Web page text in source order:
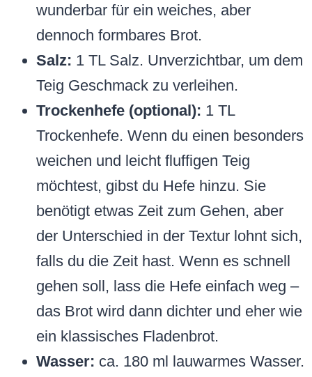
wunderbar für ein weiches, aber
dennoch formbares Brot.
Salz: 1 TL Salz. Unverzichtbar, um dem
Teig Geschmack zu verleihen.
Trockenhefe (optional): 1 TL
Trockenhefe. Wenn du einen besonders
weichen und leicht fluffigen Teig
möchtest, gibst du Hefe hinzu. Sie
benötigt etwas Zeit zum Gehen, aber
der Unterschied in der Textur lohnt sich,
falls du die Zeit hast. Wenn es schnell
gehen soll, lass die Hefe einfach weg –
das Brot wird dann dichter und eher wie
ein klassisches Fladenbrot.
Wasser: ca. 180 ml lauwarmes Wasser.